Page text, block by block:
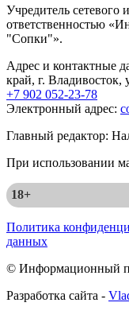
Учредитель сетевого
ответственностью
"Сопки"».
Адрес и контактные
край, г. Владивосток,
+7 902 052-23-78
Электронный адрес:
Главный редактор:
При использовании
18+
Политика
данных
© Информационный
Разработка сайта -